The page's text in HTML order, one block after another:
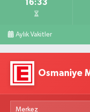
16:33
Aylık Vakitler
Osmaniye